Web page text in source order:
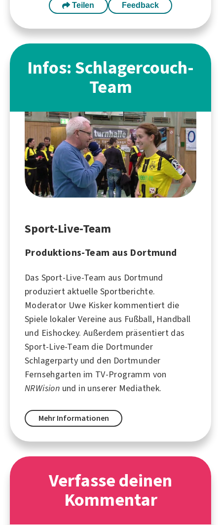
Teilen Feedback
Infos: Schlagercouch-
Team
Sport-Live-Team
Produktions-Team aus Dortmund
Das Sport-Live-Team aus Dortmund
produziert aktuelle Sportberichte.
Moderator Uwe Kisker kommentiert die
Spiele lokaler Vereine aus Fußball, Handball
und Eishockey. Außerdem präsentiert das
Sport-Live-Team die Dortmunder
Schlagerparty und den Dortmunder
Fernsehgarten im TV-Programm von
NRWision und in unserer Mediathek.
Mehr Informationen
Verfasse deinen
Kommentar